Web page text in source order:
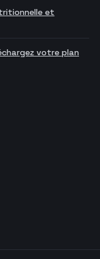
et
votre plan